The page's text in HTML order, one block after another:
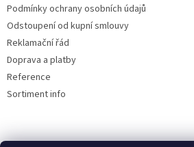
Podmínky ochrany osobních údajů
Odstoupení od kupní smlouvy
Reklamační řád
Doprava a platby
Reference
Sortiment info